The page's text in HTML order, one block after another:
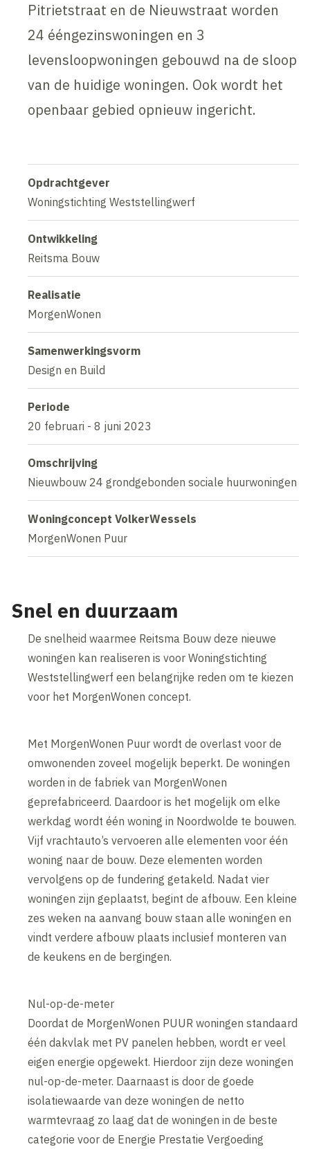
Pitrietstraat en de Nieuwstraat worden
24 ééngezinswoningen en 3
levensloopwoningen gebouwd na de sloop
van de huidige woningen. Ook wordt het
openbaar gebied opnieuw ingericht.
Opdrachtgever
Woningstichting Weststellingwerf
Ontwikkeling
Reitsma Bouw
Realisatie
MorgenWonen
Samenwerkingsvorm
Design en Build
Periode
20 februari - 8 juni 2023
Omschrijving
Nieuwbouw 24 grondgebonden sociale huurwoningen
Woningconcept VolkerWessels
MorgenWonen Puur
Snel en duurzaam
De snelheid waarmee Reitsma Bouw deze nieuwe
woningen kan realiseren is voor Woningstichting
Weststellingwerf een belangrijke reden om te kiezen
voor het MorgenWonen concept.
Met MorgenWonen Puur wordt de overlast voor de
omwonenden zoveel mogelijk beperkt. De woningen
worden in de fabriek van MorgenWonen
geprefabriceerd. Daardoor is het mogelijk om elke
werkdag wordt één woning in Noordwolde te bouwen.
Vijf vrachtauto’s vervoeren alle elementen voor één
woning naar de bouw. Deze elementen worden
vervolgens op de fundering getakeld. Nadat vier
woningen zijn geplaatst, begint de afbouw. Een kleine
zes weken na aanvang bouw staan alle woningen en
vindt verdere afbouw plaats inclusief monteren van
de keukens en de bergingen.
Nul-op-de-meter
Doordat de MorgenWonen PUUR woningen standaard
één dakvlak met PV panelen hebben, wordt er veel
eigen energie opgewekt. Hierdoor zijn deze woningen
nul-op-de-meter. Daarnaast is door de goede
isolatiewaarde van deze woningen de netto
warmtevraag zo laag dat de woningen in de beste
categorie voor de Energie Prestatie Vergoeding